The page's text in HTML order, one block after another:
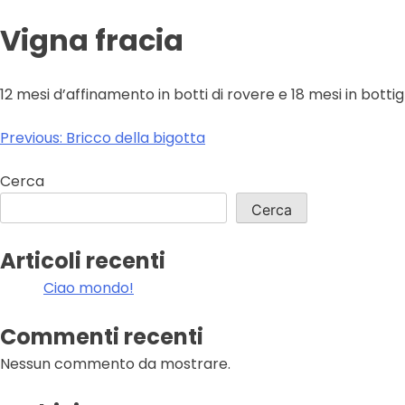
Vigna fracia
12 mesi d’affinamento in botti di rovere e 18 mesi in
Navigazione
articoli
Previous: Bricco della bigotta
Cerca
Cerca
Articoli recenti
Ciao mondo!
Commenti recenti
Nessun commento da mostrare.